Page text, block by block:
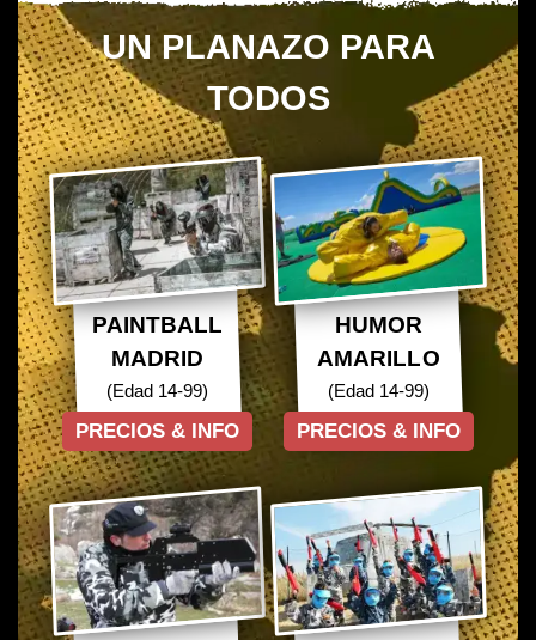
UN PLANAZO PARA
TODOS
PAINTBALL
MADRID
(Edad 14-99)
PRECIOS & INFO
HUMOR
AMARILLO
(Edad 14-99)
PRECIOS & INFO